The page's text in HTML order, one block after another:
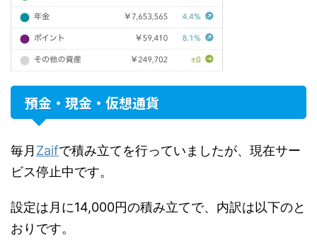
預金・現金・仮想通貨
毎月 Zaifで積み立てを行っていましたが、現在サー
ビス停止中です。
設定は月に14,000円の積み立てで、内訳は以下のと
おりです。